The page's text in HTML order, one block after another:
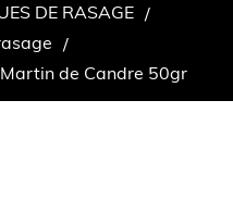
DE RASAGE
de Candre 50gr